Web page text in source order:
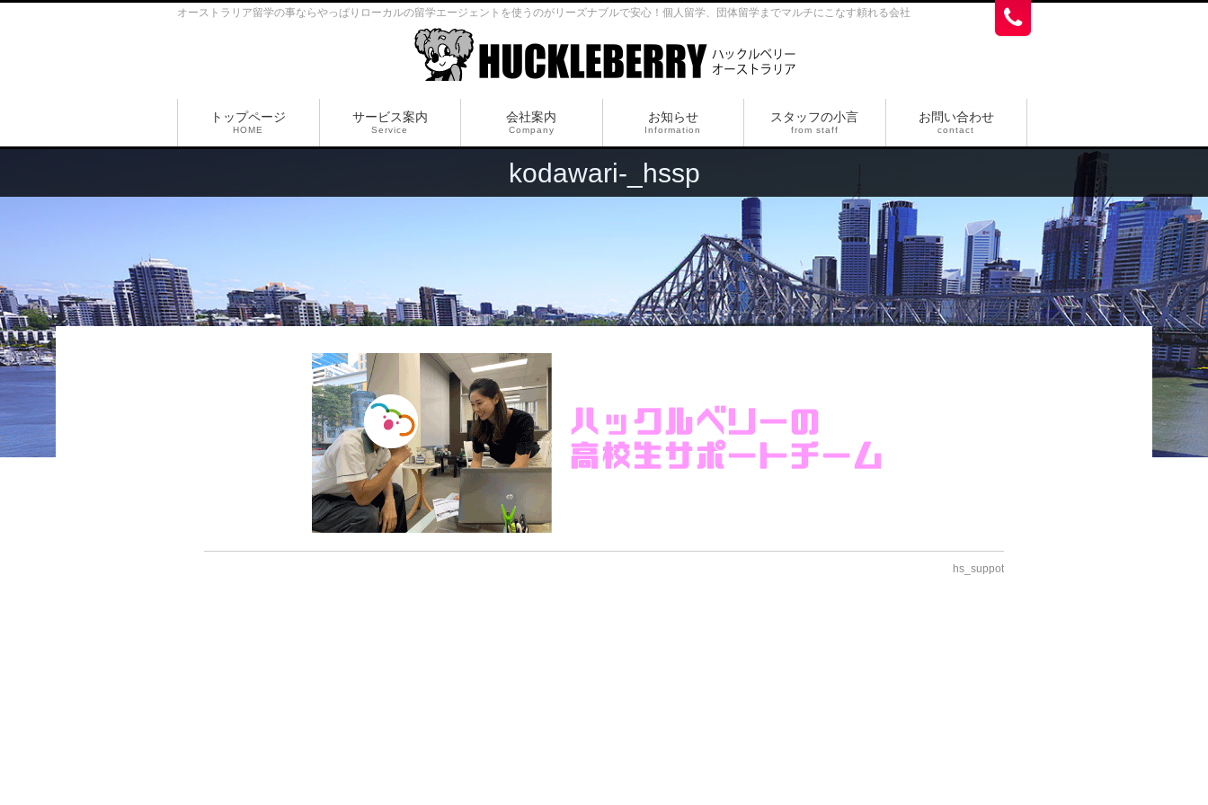
オーストラリア留学の事ならやっぱりローカルの留学エージェントを使うのがリーズナブルで安心！個人留学、団体留学までマルチにこなす頼れる会社
トップページ
HOME
サービス案内
Service
会社案内
Company
お知らせ
Information
スタッフの小言
from staff
お問い合わせ
contact
kodawari-_hssp
hs_suppot